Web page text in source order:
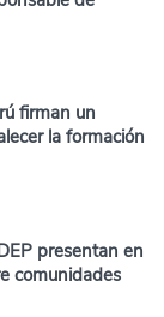
firman un
la formación
presentan en
comunidades